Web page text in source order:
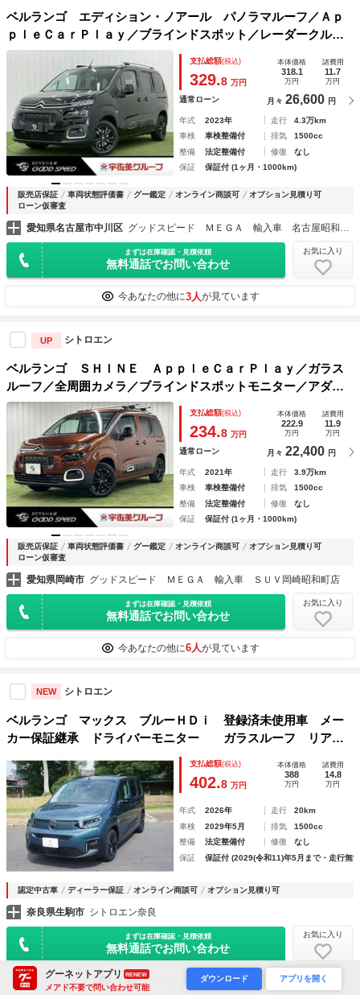
ベルランゴ エディション・ノアール パノラマルーフ／Ａｐ
ｐｌｅＣａｒＰｌａｙ／ブラインドスポット／レーダークルー
ズ／アンビエントライト／ブロンズ加飾付きドアモール／クリ
アランスソナー／ＥＴＣ／パドルシフト／ステアリングリモコ
支払総額(税込)
329.8 万円
本体価格
318.1
万円
諸費用
11.7
万円
通常ローン 月々 26,600 円
年式 2023年 走行
4.3万km
車検
車検整備付 排気
1500cc
整備
法定整備付 修復
なし
保証
保証付 (1ヶ月・1000km)
販売店保証 車両状態評価書 グー鑑定 オンライン商談可
オプション見積り可
ローン仮審査
愛知県名古屋市中川区 グッドスピード ＭＥＧＡ 輸入車 名古屋昭和橋店
まずは在庫確認・見積依頼
無料通話でお問い合わせ
お気に入り
今あなたの他に3人が見ています
UP シトロエン
ベルランゴ ＳＨＩＮＥ ＡｐｐｌｅＣａｒＰｌａｙ／ガラス
ルーフ／全周囲カメラ／ブラインドスポットモニター／アダプ
ティブクルーズコントロール／パドルシフト／ステアリングス
イッチ／クリアランスソナー／ＬＥＤヘッドライト／
支払総額(税込)
234.8 万円
本体価格
222.9
万円
諸費用
11.9
万円
通常ローン 月々 22,400 円
年式 2021年 走行
3.9万km
車検
車検整備付 排気
1500cc
整備
法定整備付 修復
なし
保証
保証付 (1ヶ月・1000km)
販売店保証 車両状態評価書 グー鑑定 オンライン商談可
オプション見積り可
ローン仮審査
愛知県岡崎市 グッドスピード ＭＥＧＡ 輸入車 ＳＵＶ岡崎昭和町店
まずは在庫確認・見積依頼
無料通話でお問い合わせ
お気に入り
今あなたの他に6人が見ています
NEW シトロエン
ベルランゴ マックス ブルーＨＤｉ 登録済未使用車 メー
カー保証継承 ドライバーモニター ガラスルーフ リアシ
ーリングボックス アルミホイール ＬＥＤヘッドライト
支払総額(税込)
402.8 万円
本体価格
388
万円
諸費用
14.8
万円
年式 2026年 走行
20km
車検
2029年5月 排気
1500cc
整備
法定整備付 修復
なし
保証
保証付 (2029(令和11)年5月まで・走行無
認定中古車 ディーラー保証 オンライン商談可 オプション見積り可
奈良県生駒市 シトロエン奈良
まずは在庫確認・見積依頼
無料通話でお問い合わせ
お気に入り
今あなたの他に 31人が見ています
グーネットアプリ RENEW
メアド不要で問い合わせ可能
ダウンロード アプリを開く